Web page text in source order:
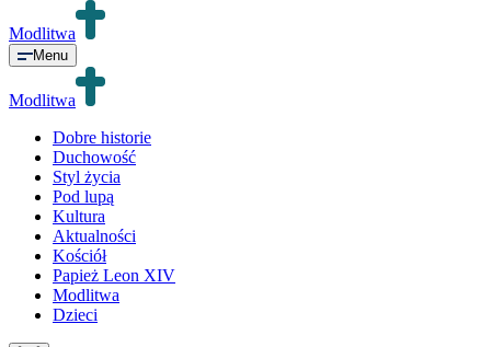
Modlitwa
Menu
Modlitwa
Dobre historie
Duchowość
Styl życia
Pod lupą
Kultura
Aktualności
Kościół
Papież Leon XIV
Modlitwa
Dzieci